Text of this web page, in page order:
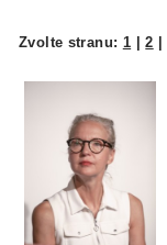
Zvolte stranu: 1 |2